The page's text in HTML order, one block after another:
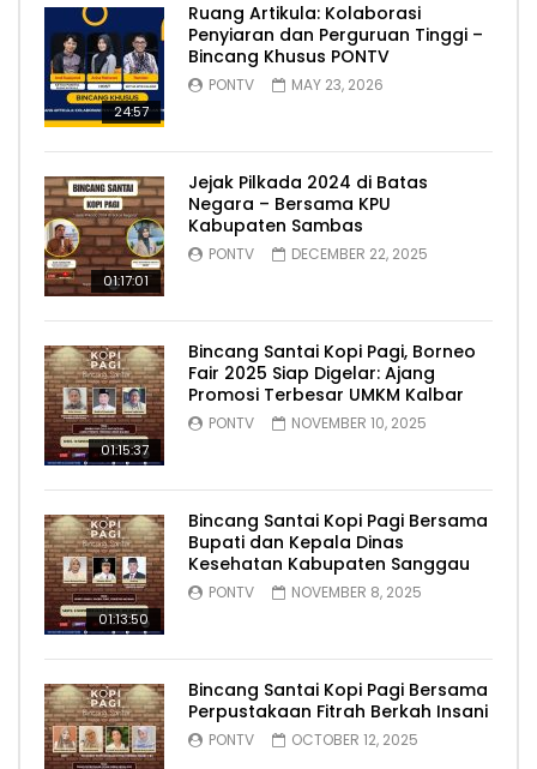
24:57
Ruang Artikula: Kolaborasi
Penyiaran dan Perguruan Tinggi –
Bincang Khusus PONTV
PONTV MAY 23, 2026
01:17:01
Jejak Pilkada 2024 di Batas
Negara – Bersama KPU
Kabupaten Sambas
PONTV DECEMBER 22, 2025
01:15:37
Bincang Santai Kopi Pagi, Borneo
Fair 2025 Siap Digelar: Ajang
Promosi Terbesar UMKM Kalbar
PONTV NOVEMBER 10, 2025
01:13:50
Bincang Santai Kopi Pagi Bersama
Bupati dan Kepala Dinas
Kesehatan Kabupaten Sanggau
PONTV NOVEMBER 8, 2025
Bincang Santai Kopi Pagi Bersama
Perpustakaan Fitrah Berkah Insani
PONTV OCTOBER 12, 2025